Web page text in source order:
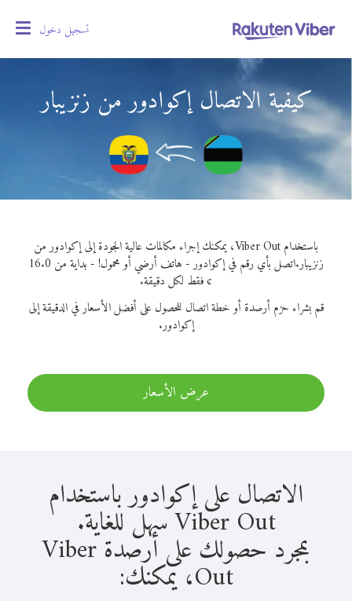
تسجيل دخول
كيفية الاتصال إكوادور من زنزيبار
باستخدام Viber Out، يمكنك إجراء مكالمات عالية الجودة إلى إكوادور من
زنزيبار.
اتصل بأي رقم في إكوادور - هاتف أرضي أو محمول! - بداية من 16.0
¢ فقط لكل دقيقة.
قم بشراء حزم أرصدة أو خطة اتصال للحصول على أفضل الأسعار في الدقيقة إلى
إكوادور.
عرض الأسعار
الاتصال على إكوادور باستخدام
Viber Out سهل للغاية.
بمجرد حصولك على أرصدة Viber
Out، يمكنك: